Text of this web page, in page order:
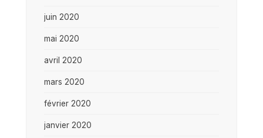
juin 2020
mai 2020
avril 2020
mars 2020
février 2020
janvier 2020